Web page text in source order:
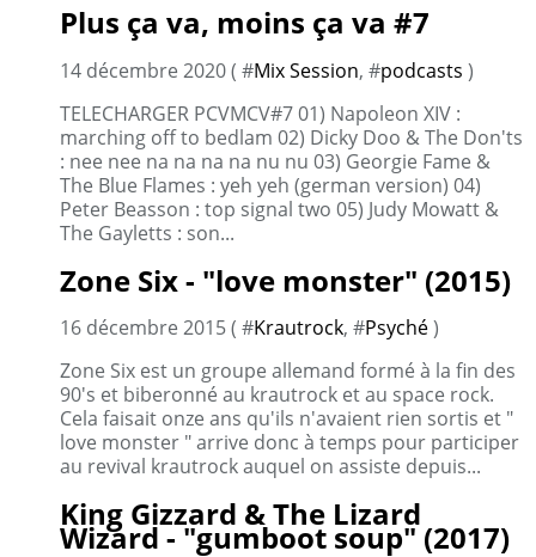
Plus ça va, moins ça va #7
14 décembre 2020 ( #Mix Session, #podcasts )
TELECHARGER PCVMCV#7 01) Napoleon XIV :
marching off to bedlam 02) Dicky Doo & The Don'ts
: nee nee na na na na nu nu 03) Georgie Fame &
The Blue Flames : yeh yeh (german version) 04)
Peter Beasson : top signal two 05) Judy Mowatt &
The Gayletts : son...
Zone Six - "love monster" (2015)
16 décembre 2015 ( #Krautrock, #Psyché)
Zone Six est un groupe allemand formé à la fin des
90's et biberonné au krautrock et au space rock.
Cela faisait onze ans qu'ils n'avaient rien sortis et "
love monster " arrive donc à temps pour participer
au revival krautrock auquel on assiste depuis...
King Gizzard & The Lizard
Wizard - "gumboot soup" (2017)